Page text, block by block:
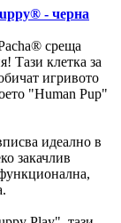
- черна
среща
Тази клетка за
игривото
"Human Pup"
идеално в
закачлив